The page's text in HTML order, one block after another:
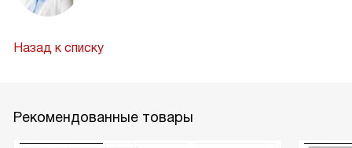
Назад к списку
Рекомендованные товары